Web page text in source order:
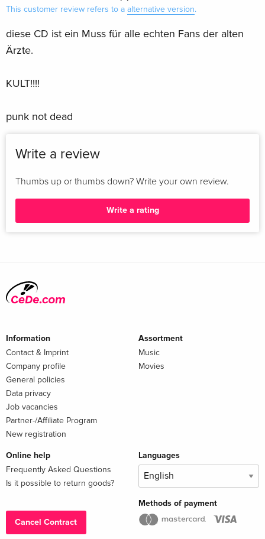
This customer review refers to a alternative version.
diese CD ist ein Muss für alle echten Fans der alten
Ärzte.
KULT!!!!
punk not dead
Write a review
Thumbs up or thumbs down? Write your own review.
Write a rating
Information
Contact & Imprint
Company profile
General policies
Data privacy
Job vacancies
Partner-/Affiliate Program
New registration
Assortment
Music
Movies
Online help
Frequently Asked Questions
Is it possible to return goods?
Cancel Contract
Languages
Methods of payment